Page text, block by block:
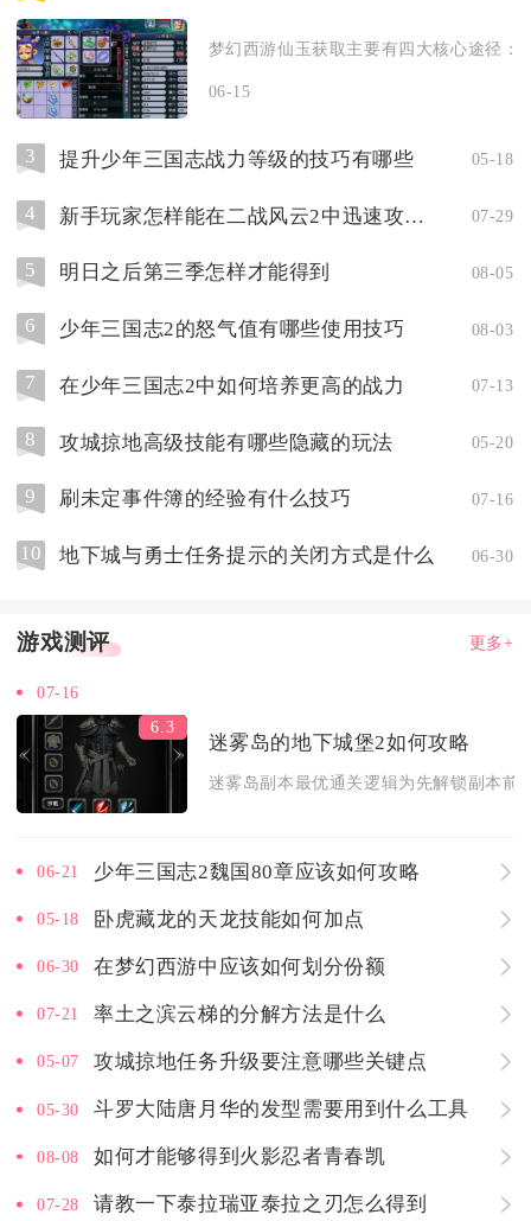
梦幻西游仙玉获取主要有四大核心途径：
06-15
3 提升少年三国志战力等级的技巧有哪些 05-18
4 新手玩家怎样能在二战风云2中迅速攻占15座城市 07-29
5 明日之后第三季怎样才能得到 08-05
6 少年三国志2的怒气值有哪些使用技巧 08-03
7 在少年三国志2中如何培养更高的战力 07-13
8 攻城掠地高级技能有哪些隐藏的玩法 05-20
9 刷未定事件簿的经验有什么技巧 07-16
10 地下城与勇士任务提示的关闭方式是什么 06-30
游戏测评 更多+
07-16
6.3
迷雾岛的地下城堡2如何攻略
迷雾岛副本最优通关逻辑为先解锁副本前
06-21 少年三国志2魏国80章应该如何攻略
05-18 卧虎藏龙的天龙技能如何加点
06-30 在梦幻西游中应该如何划分份额
07-21 率土之滨云梯的分解方法是什么
05-07 攻城掠地任务升级要注意哪些关键点
05-30 斗罗大陆唐月华的发型需要用到什么工具
08-08 如何才能够得到火影忍者青春凯
07-28 请教一下泰拉瑞亚泰拉之刃怎么得到